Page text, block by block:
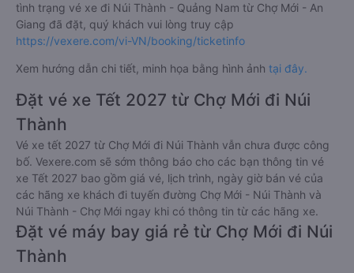
tình trạng vé xe đi Núi Thành - Quảng Nam từ Chợ Mới - An
Giang đã đặt, quý khách vui lòng truy cập
https://vexere.com/vi-VN/booking/ticketinfo
Xem hướng dẫn chi tiết, minh họa bằng hình ảnh tại đây.
Đặt vé xe Tết 2027 từ Chợ Mới đi Núi
Thành
Vé xe tết 2027 từ Chợ Mới đi Núi Thành vẫn chưa được công
bố. Vexere.com sẽ sớm thông báo cho các bạn thông tin vé
xe Tết 2027 bao gồm giá vé, lịch trình, ngày giờ bán vé của
các hãng xe khách đi tuyến đường Chợ Mới - Núi Thành và
Núi Thành - Chợ Mới ngay khi có thông tin từ các hãng xe.
Đặt vé máy bay giá rẻ từ Chợ Mới đi Núi
Thành